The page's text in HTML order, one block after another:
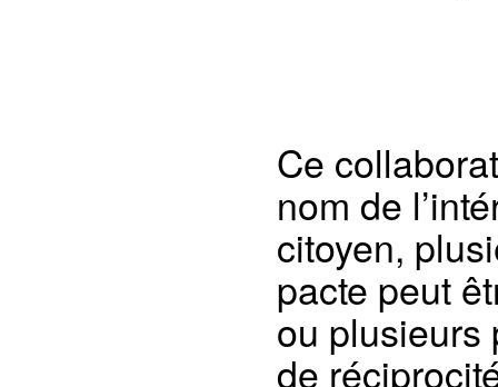
Ce
nom de
citoyen,
pacte peut
ou plusieurs
de